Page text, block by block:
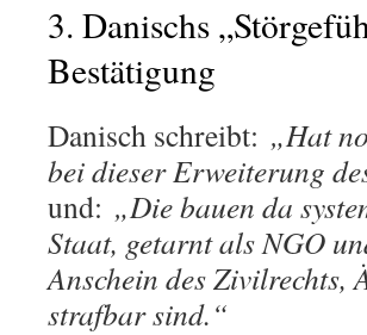
3. Danischs
Bestätigung
Danisch schreibt: „Hat
bei dieser Erweiterung
und: „Die bauen da
Staat, getarnt als NGO
Anschein des Zivilrechts,
strafbar sind.“